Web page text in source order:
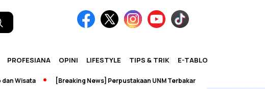
PROFESIANA OPINI LIFESTYLE TIPS & TRIK E-TABLOID
[Breaking News] Perpustakaan UNM Terbakar